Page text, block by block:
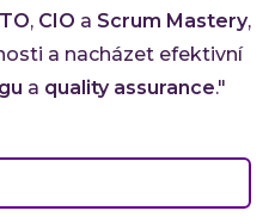
, CIO a Scrum Mastery,
a nacházet efektivní
a quality assurance."